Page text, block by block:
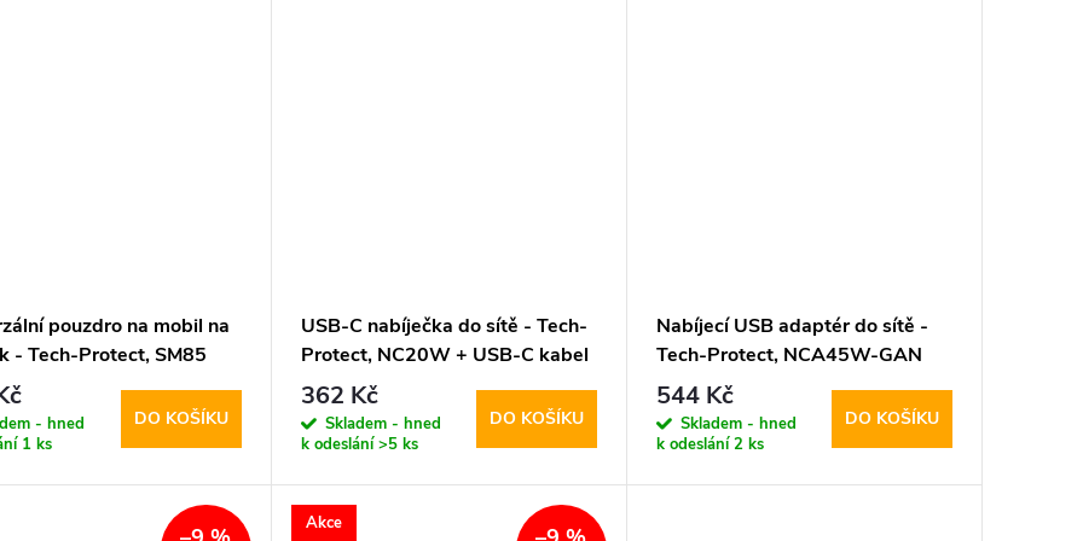
pouzdro na mobil na
- Tech-Protect, SM85
Black
- hned
1 ks
DO KOŠÍKU
USB-C nabíječka do sítě - Tech-
Protect, NC20W + USB-C kabel
362 Kč
Skladem - hned
k odeslání>5 ks
DO KOŠÍKU
Nabíjecí USB adaptér do sítě -
Tech-Protect, NCA45W-GAN
PD45W/QC3.0 Black + USB-C
kabel
544 Kč
Skladem - hned
k odeslání2 ks
DO KOŠÍKU
Akce